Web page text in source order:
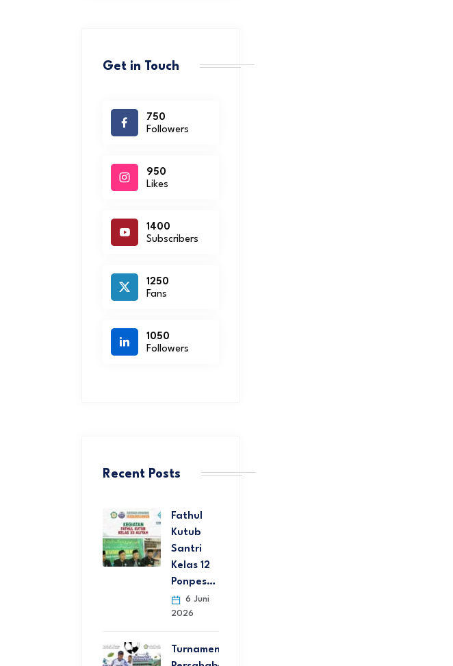
Get in Touch
750
Followers
950
Likes
1400
Subscribers
1250
Fans
1050
Followers
Recent Posts
Fathul
Kutub
Santri
Kelas 12
Ponpes…
6 Juni
2026
Turnamen